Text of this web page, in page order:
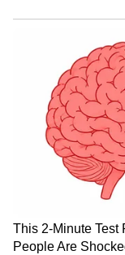
അവർക്ക്
മുൻകൂട്ടി
പണപ്പെരുപ്പം
പരമാവധി
ദീർഘകാല
എന്നതാണ്